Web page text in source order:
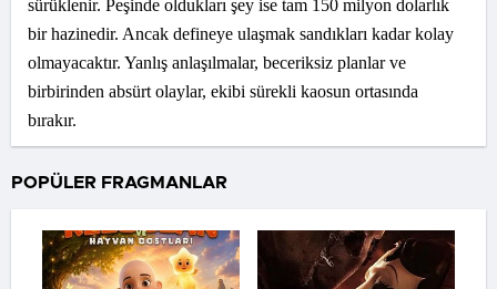
sürüklenir. Peşinde oldukları şey ise tam 150 milyon dolarlık
bir hazinedir. Ancak defineye ulaşmak sandıkları kadar kolay
olmayacaktır. Yanlış anlaşılmalar, beceriksiz planlar ve
birbirinden absürt olaylar, ekibi sürekli kaosun ortasında
bırakır.
POPÜLER FRAGMANLAR